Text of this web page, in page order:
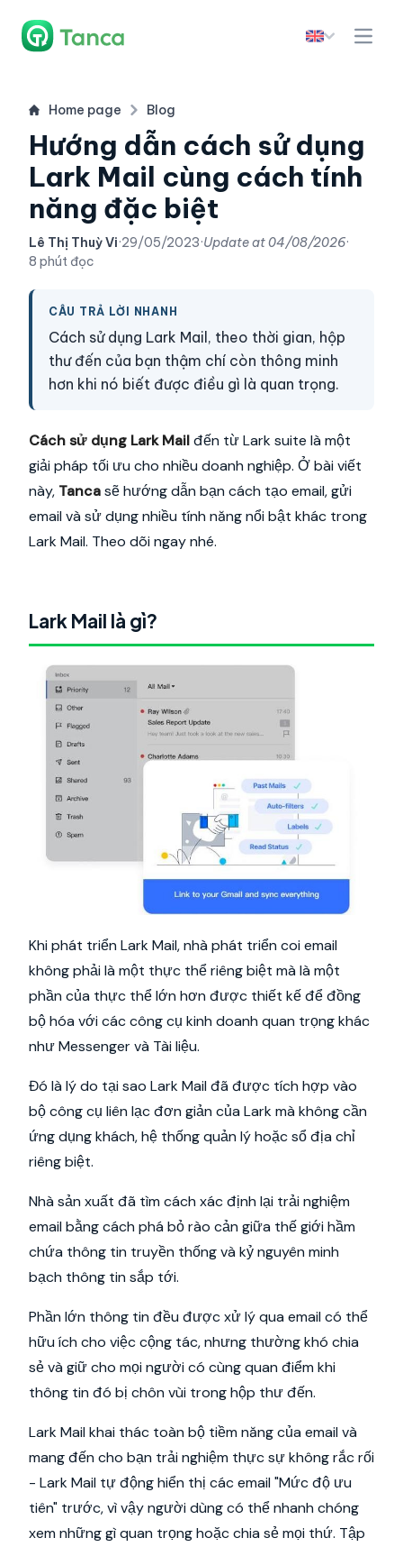
Home page Blog
Hướng dẫn cách sử dụng
Lark Mail cùng cách tính
năng đặc biệt
Lê Thị Thuỳ Vi·29/05/2023·Update at04/08/2026·
8 phút đọc
CÂU TRẢ LỜI NHANH
Cách sử dụng Lark Mail, theo thời gian, hộp
thư đến của bạn thậm chí còn thông minh
hơn khi nó biết được điều gì là quan trọng.
Cách sử dụng Lark Mailđến từ Lark suite là một
giải pháp tối ưu cho nhiều doanh nghiệp. Ở bài viết
này, Tancasẽ hướng dẫn bạn cách tạo email, gửi
email và sử dụng nhiều tính năng nổi bật khác trong
Lark Mail. Theo dõi ngay nhé.
Lark Mail là gì?
Khi phát triển Lark Mail, nhà phát triển coi email
không phải là một thực thể riêng biệt mà là một
phần của thực thể lớn hơn được thiết kế để đồng
bộ hóa với các công cụ kinh doanh quan trọng khác
như Messenger và Tài liệu.
Đó là lý do tại sao Lark Mail đã được tích hợp vào
bộ công cụ liên lạc đơn giản của Lark mà không cần
ứng dụng khách, hệ thống quản lý hoặc sổ địa chỉ
riêng biệt.
Nhà sản xuất đã tìm cách xác định lại trải nghiệm
email bằng cách phá bỏ rào cản giữa thế giới hầm
chứa thông tin truyền thống và kỷ nguyên minh
bạch thông tin sắp tới.
Phần lớn thông tin đều được xử lý qua email có thể
hữu ích cho việc cộng tác, nhưng thường khó chia
sẻ và giữ cho mọi người có cùng quan điểm khi
thông tin đó bị chôn vùi trong hộp thư đến.
Lark Mail khai thác toàn bộ tiềm năng của email và
mang đến cho bạn trải nghiệm thực sự không rắc rối
- Lark Mail tự động hiển thị các email "Mức độ ưu
tiên" trước, vì vậy người dùng có thể nhanh chóng
xem những gì quan trọng hoặc chia sẻ mọi thứ. Tập